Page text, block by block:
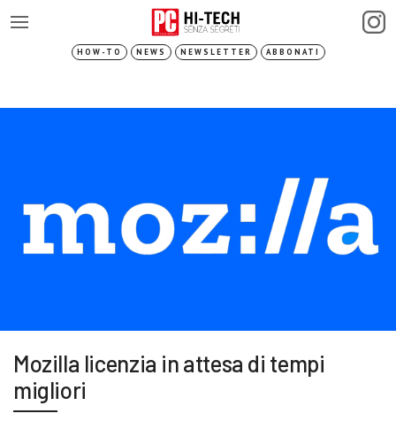
HOW-TO NEWS NEWSLETTER ABBONATI
Mozilla licenzia in attesa di tempi
migliori